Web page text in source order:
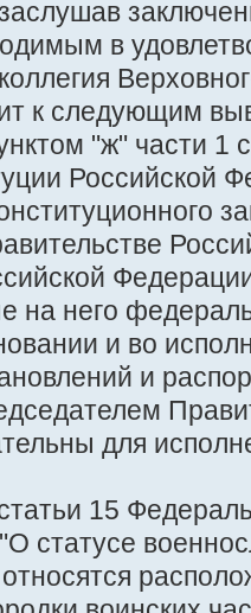
в
к следующим
"ж" части 1
Российской
на него
и во
и
для
15
статусе